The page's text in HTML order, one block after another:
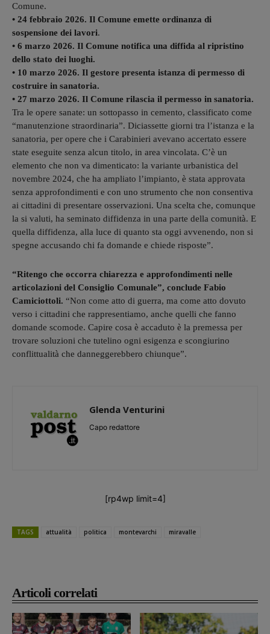
Articoli correlati
Comune.
• 24 febbraio 2026. Il Comune emette ordinanza di
sospensione dei lavori.
• 6 marzo 2026. Il Comune notifica una diffida al ripristino
dello stato dei luoghi.
• 10 marzo 2026. Il gestore presenta istanza di permesso di
costruire in sanatoria.
• 27 marzo 2026. Il Comune rilascia il permesso in sanatoria.
Tra le opere sanate: un sottopasso in cemento, classificato come
“manutenzione straordinaria”. Diciassette giorni tra l’istanza e la
sanatoria, per opere che i Carabinieri avevano accertato essere
state eseguite senza alcun titolo, in area vincolata. C’è un
elemento che non va dimenticato: la variante urbanistica del
novembre 2024, che ha ampliato l’impianto, è stata approvata
senza approfondimenti e con uno strumento che non consentiva
ai cittadini di presentare osservazioni. Una scelta che, comunque
la si valuti, ha seminato diffidenza in una parte della comunità. E
quella diffidenza, alla luce di quanto sta oggi avvenendo, non si
spegne accusando chi fa domande e chiede risposte”.
“Ritengo che occorra chiarezza e approfondimenti nelle
articolazioni del Consiglio Comunale”, conclude Fabio
Camiciottoli. “Non come atto di guerra, ma come atto dovuto
verso i cittadini che rappresentiamo, anche quelli che fanno
domande scomode. Capire cosa è accaduto è la premessa per
trovare soluzioni che tutelino ogni esigenza e scongiurino
conflittualità che danneggerebbero chiunque”.
Glenda Venturini
Capo redattore
[rp4wp limit=4]
TAGS attualità politica montevarchi miravalle